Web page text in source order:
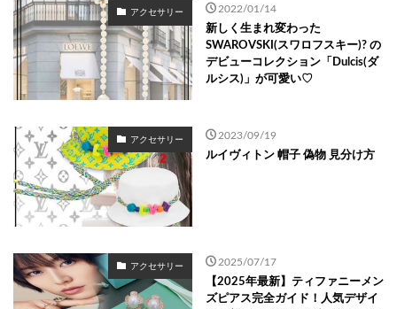
アクセサリー 2022/01/14
新しく生まれ変わった
SWAROVSKI(スワロフスキー)? の
デビューコレクション「Dulcis(ダ
ルシス)」が可愛い♡
アクセサリー 2023/09/19
ルイヴィトン 帽子 偽物 見分け方
アクセサリー 2025/07/17
【2025年最新】ティファニーメン
ズピアス完全ガイド！人気デザイ